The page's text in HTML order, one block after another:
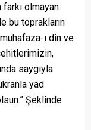
olmayan
bu toprakların
ı din ve
saygıyla
yad
Şeklinde